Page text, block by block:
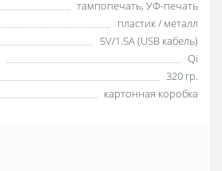
тампопечать, УФ-печать
пластик / металл
5V/1.5A (USB кабель)
Qi
320 гр.
картонная коробка